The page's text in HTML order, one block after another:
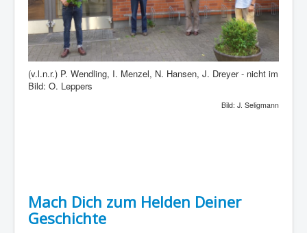
(v.l.n.r.) P. Wendling, I. Menzel, N. Hansen, J. Dreyer - nicht im
Bild: O. Leppers
Bild: J. Seligmann
Mach Dich zum Helden Deiner
Geschichte